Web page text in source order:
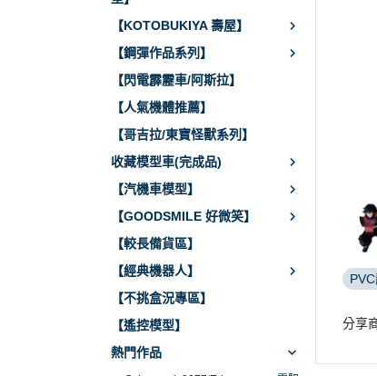
【KOTOBUKIYA 壽屋】
【鋼彈作品系列】
【閃電霹靂車/阿斯拉】
【人氣機體推薦】
【哥吉拉/東寶怪獸系列】
收藏模型車(完成品)
【汽機車模型】
【GOODSMILE 好微笑】
【較長備貨區】
【經典機器人】
【不挑盒況專區】
【遙控模型】
熱門作品
分享